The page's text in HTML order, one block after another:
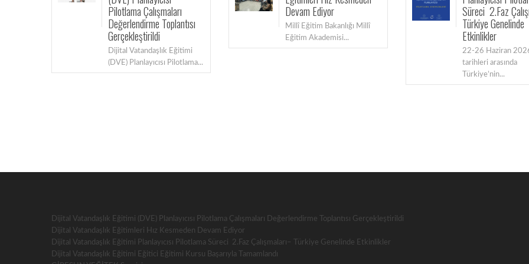
Millî Eğitim Bakanlığı Millî
Süreci 2.Faz Çalışmaları–
Türkiye Genelinde
22-26 Haziran 2026
Dijital Vatandaşlık Eğitimi (DVE) Planlayıcısı Pilotlama Çalışmaları Değerlendirme Toplantısı Gerçekleştirildi
Dijital Vatandaşlık Eğitimleri Hız Kesmeden Devam Ediyor
Dijital Vatandaşlık Eğitimi Planlayıcısı Pilotlama Süreci 2.Faz Çalışmaları– Türkiye Genelinde Etkinlikler
Dijital Vatandaşlık Eğitimi Eğitici Eğitimi Kursu Başarıyla Tamamlandı